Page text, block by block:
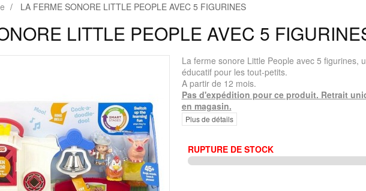
LA FERME SONORE LITTLE PEOPLE AVEC 5 FIGURINES
LITTLE PEOPLE AVEC 5
La ferme sonore Little People avec 5 figurines,
éducatif pour les tout-petits.
A partir de 12 mois.
Pas d'expédition pour ce produit. Retrait
en magasin.
Plus de détails
RUPTURE DE STOCK